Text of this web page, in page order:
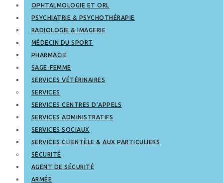
OPHTALMOLOGIE ET ORL
PSYCHIATRIE & PSYCHOTHÉRAPIE
RADIOLOGIE & IMAGERIE
MÉDECIN DU SPORT
PHARMACIE
SAGE-FEMME
SERVICES VÉTÉRINAIRES
SERVICES
SERVICES CENTRES D’APPELS
SERVICES ADMINISTRATIFS
SERVICES SOCIAUX
SERVICES CLIENTÈLE & AUX PARTICULIERS
SÉCURITÉ
AGENT DE SÉCURITÉ
ARMÉE